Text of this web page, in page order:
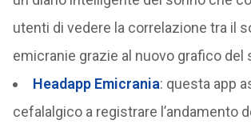
utenti di vedere la correlazione tra il
emicranie grazie al nuovo grafico del
Headapp Emicrania: questa app
cefalalgico a registrare l’andamento